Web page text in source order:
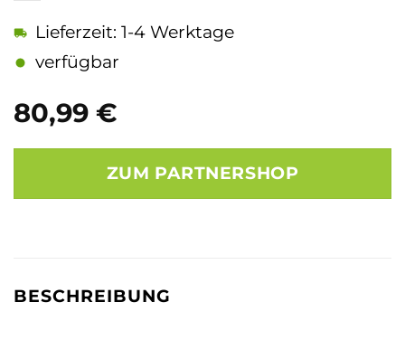
80,99 €
Lieferzeit: 1-4 Werktage
verfügbar
ZUM PARTNERSHOP
BESCHREIBUNG